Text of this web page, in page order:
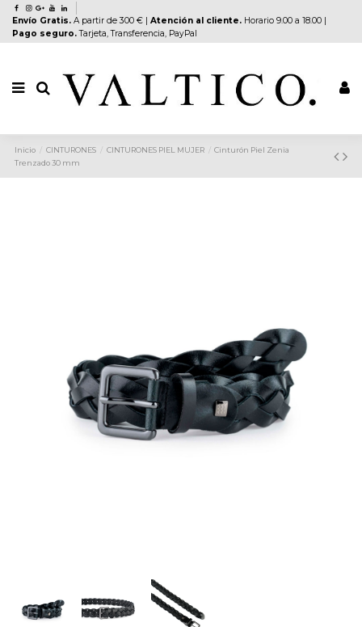
Envío Gratis. A partir de 300 € | Atención al cliente. Horario 9.00 a 18.00 |
Pago seguro.Tarjeta, Transferencia, PayPal
Inicio CINTURONES CINTURONES PIEL MUJER
Cinturón Piel Zenia
Trenzado 30 mm